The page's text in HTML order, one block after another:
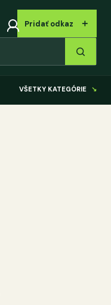
Pridať odkaz ＋
VŠETKY KATEGÓRIE ↘